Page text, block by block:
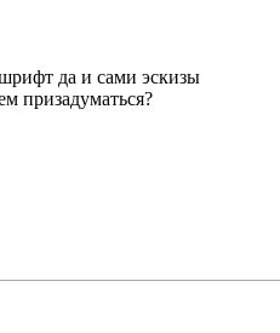
да и сами эскизы
призадуматься?